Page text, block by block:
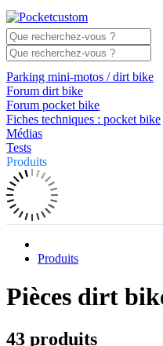
Parking mini-motos / dirt bike
Forum dirt bike
Forum pocket bike
Fiches techniques : pocket bike
Médias
Tests
Produits
Produits
Pièces dirt
43 produits